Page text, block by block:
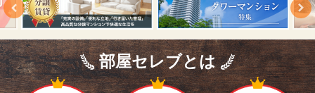
部屋セレブとは